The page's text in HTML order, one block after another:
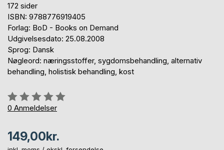
172 sider
ISBN: 9788776919405
Forlag: BoD - Books on Demand
Udgivelsesdato: 25.08.2008
Sprog: Dansk
Nøgleord: næringsstoffer, sygdomsbehandling, alternativ
behandling, holistisk behandling, kost
Anmeldelse::
0%
0 Anmeldelser
149,00kr.